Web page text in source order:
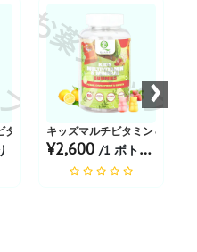
タミンD3 |子供向け
お薬ショップ
キッズマルチビタミン＆ミネ
¥2,600 /1 ボトル あたり
›